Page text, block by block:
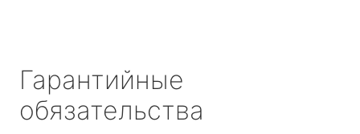
Гарантийные
обязательства